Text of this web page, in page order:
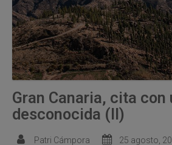
Gran Canaria, cita con
desconocida (II)
Patri Cámpora 25 agosto,